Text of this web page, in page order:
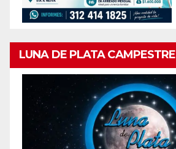
LUNA DE PLATA CAMPESTRE